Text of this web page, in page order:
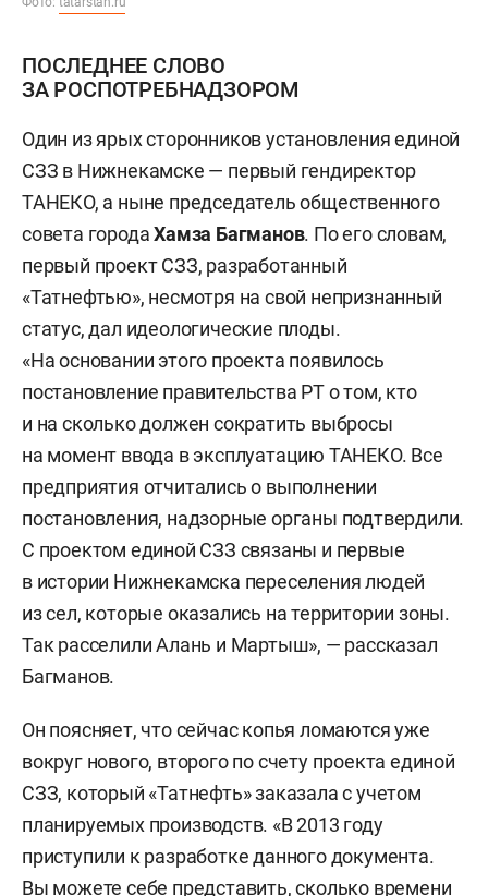
ПОСЛЕДНЕЕ СЛОВО
ЗА РОСПОТРЕБНАДЗОРОМ
Один из ярых сторонников установления единой
СЗЗ в Нижнекамске — первый гендиректор
ТАНЕКО, а ныне председатель общественного
совета городаХамза Багманов. По его словам,
первый проект СЗЗ, разработанный
«Татнефтью», несмотря на свой непризнанный
статус, дал идеологические плоды.
«На основании этого проекта появилось
постановление правительства РТ о том, кто
и на сколько должен сократить выбросы
на момент ввода в эксплуатацию ТАНЕКО. Все
предприятия отчитались о выполнении
постановления, надзорные органы подтвердили.
С проектом единой СЗЗ связаны и первые
в истории Нижнекамска переселения людей
из сел, которые оказались на территории зоны.
Так расселили Алань и Мартыш», — рассказал
Багманов.
Он поясняет, что сейчас копья ломаются уже
вокруг нового, второго по счету проекта единой
СЗЗ, который «Татнефть» заказала с учетом
планируемых производств. «В 2013 году
приступили к разработке данного документа.
Вы можете себе представить, сколько времени